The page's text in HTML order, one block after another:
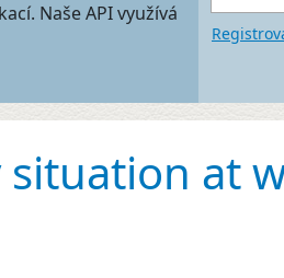
Naše API využívá
at